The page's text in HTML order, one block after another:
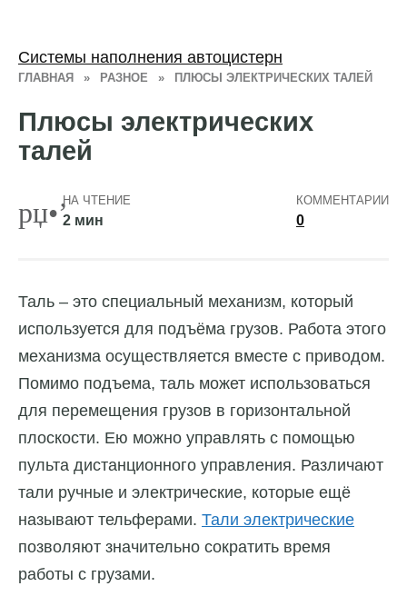
ГЛАВНАЯ » РАЗНОЕ » ПЛЮСЫ ЭЛЕКТРИЧЕСКИХ ТАЛЕЙ
Плюсы электрических
талей
НА ЧТЕНИЕ
2 мин
КОММЕНТАРИИ
0
Таль – это специальный механизм, который
используется для подъёма грузов. Работа этого
механизма осуществляется вместе с приводом.
Помимо подъема, таль может использоваться
для перемещения грузов в горизонтальной
плоскости. Ею можно управлять с помощью
пульта дистанционного управления. Различают
тали ручные и электрические, которые ещё
называют тельферами. Тали электрические
позволяют значительно сократить время
работы с грузами.
Системы наполнения автоцистерн